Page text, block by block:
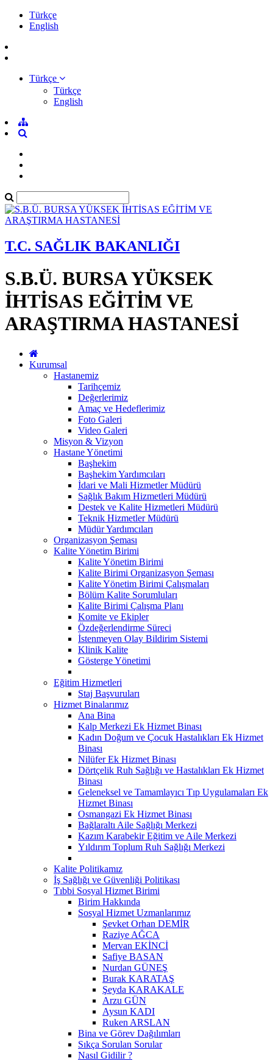
Türkçe
English
Türkçe
Türkçe
English
T.C. SAĞLIK BAKANLIĞI
S.B.Ü. BURSA YÜKSEK
İHTİSAS EĞİTİM VE
ARAŞTIRMA HASTANESİ
Kurumsal
Hastanemiz
Tarihçemiz
Değerlerimiz
Amaç ve Hedeflerimiz
Foto Galeri
Video Galeri
Misyon & Vizyon
Hastane Yönetimi
Başhekim
Başhekim Yardımcıları
İdari ve Mali Hizmetler Müdürü
Sağlık Bakım Hizmetleri Müdürü
Destek ve Kalite Hizmetleri Müdürü
Teknik Hizmetler Müdürü
Müdür Yardımcıları
Organizasyon Şeması
Kalite Yönetim Birimi
Kalite Yönetim Birimi
Kalite Birimi Organizasyon Şeması
Kalite Yönetim Birimi Çalışmaları
Bölüm Kalite Sorumluları
Kalite Birimi Çalışma Planı
Komite ve Ekipler
Özdeğerlendirme Süreci
İstenmeyen Olay Bildirim Sistemi
Klinik Kalite
Gösterge Yönetimi
Eğitim Hizmetleri
Staj Başvuruları
Hizmet Binalarımız
Ana Bina
Kalp Merkezi Ek Hizmet Binası
Kadın Doğum ve Çocuk Hastalıkları Ek Hizmet
Binası
Nilüfer Ek Hizmet Binası
Dörtçelik Ruh Sağlığı ve Hastalıkları Ek Hizmet
Binası
Geleneksel ve Tamamlayıcı Tıp Uygulamaları Ek
Hizmet Binası
Osmangazi Ek Hizmet Binası
Bağlaraltı Aile Sağlığı Merkezi
Kazım Karabekir Eğitim ve Aile Merkezi
Yıldırım Toplum Ruh Sağlığı Merkezi
Kalite Politikamız
İş Sağlığı ve Güvenliği Politikası
Tıbbi Sosyal Hizmet Birimi
Birim Hakkında
Sosyal Hizmet Uzmanlarımız
Şevket Orhan DEMİR
Raziye AĞCA
Mervan EKİNCİ
Safiye BASAN
Nurdan GÜNEŞ
Burak KARATAŞ
Şeyda KARAKALE
Arzu GÜN
Aysun KADI
Ruken ARSLAN
Bina ve Görev Dağılımları
Sıkça Sorulan Sorular
Nasıl Gidilir ?